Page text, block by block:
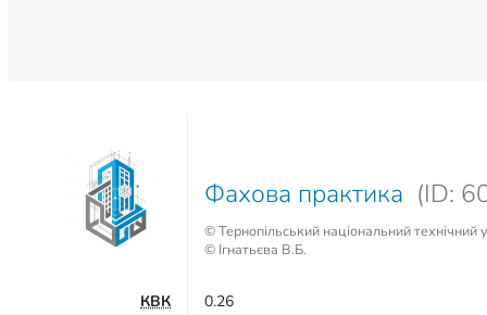
Фахова практика (ID:
© Тернопільський національний технічний
© Ігнатьєва В.Б.
КВК
0.26